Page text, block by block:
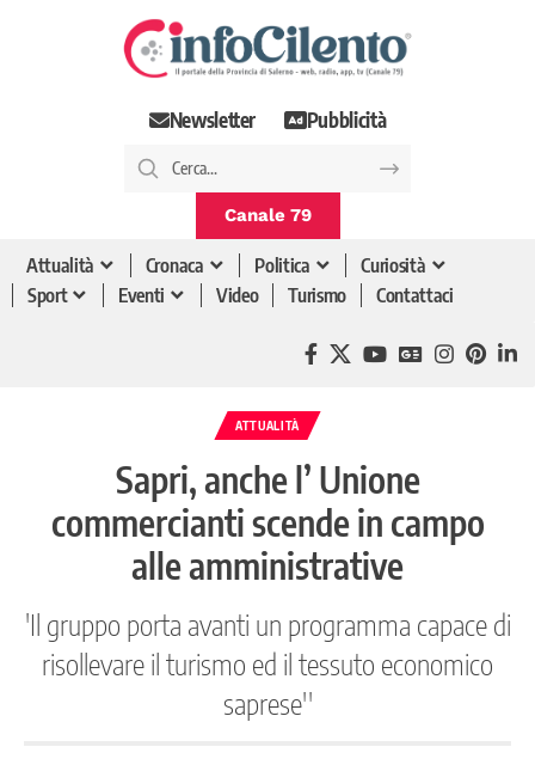
Newsletter Pubblicità
Canale 79
Attualità Cronaca Politica
Curiosità
Sport
Eventi Video Turismo Contattaci
ATTUALITÀ
Sapri, anche l’ Unione
commercianti scende in campo
alle amministrative
'Il gruppo porta avanti un programma capace di
risollevare il turismo ed il tessuto economico
saprese''